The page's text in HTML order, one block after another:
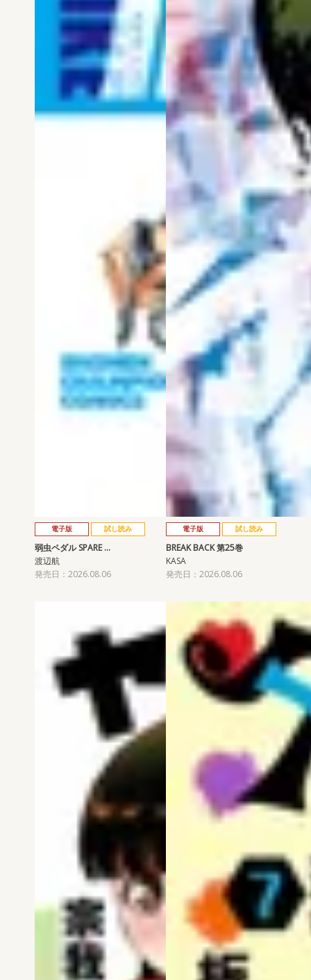
電子版 試し読み
弱虫ペダル SPARE …
渡辺航
発売日：2026.08.06
電子版 試し読み
BREAK BACK 第25巻
KASA
発売日：2026.08.06